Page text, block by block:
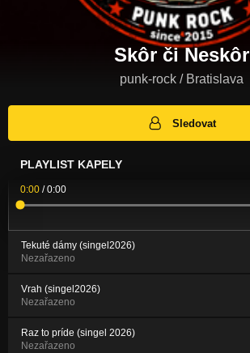
Skôr či Neskôr
punk-rock / Bratislava
Sledovat
PLAYLIST KAPELY
0:00 /0:00
Tekuté dámy (singel2026)
Nezařazeno
Vrah (singel2026)
Nezařazeno
Raz to príde (singel 2026)
Nezařazeno